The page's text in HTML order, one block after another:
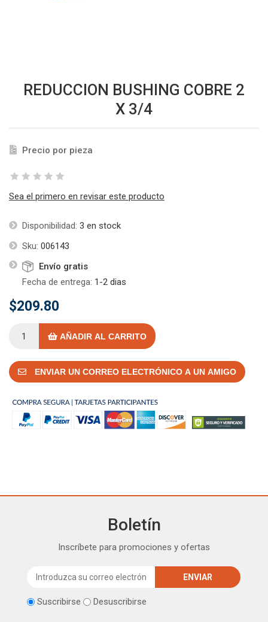
REDUCCION BUSHING COBRE 2
X 3/4
Precio por pieza
Sea el primero en revisar este producto
Disponibilidad: 3 en stock
Sku: 006143
Envío gratis
Fecha de entrega: 1-2 dias
$209.80
AÑADIR AL CARRITO
ENVIAR UN CORREO ELECTRÓNICO A UN AMIGO
Boletín
Inscríbete para promociones y ofertas
Suscribirse Desuscribirse